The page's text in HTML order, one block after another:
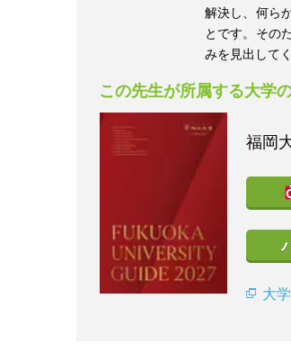
解決し、何ら
とです。その
みを見出して
この先生が所属する大学
福岡
大